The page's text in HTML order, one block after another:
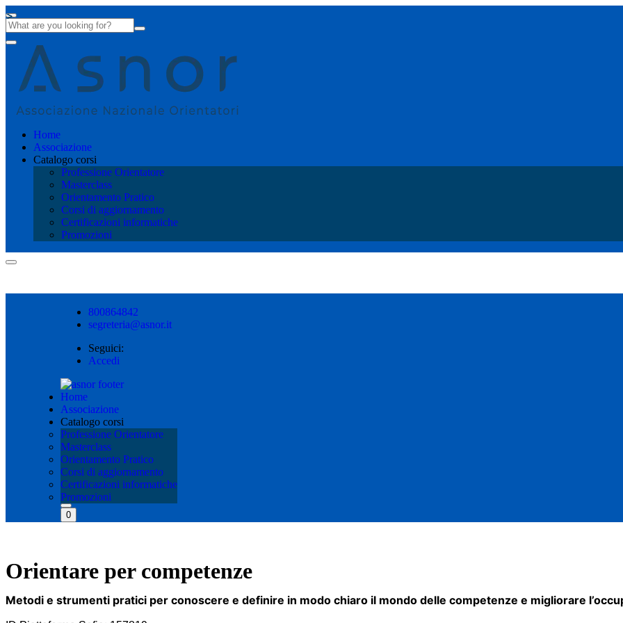
Home
Associazione
Catalogo corsi
Professione Orientatore
Masterclass
Orientamento Pratico
Corsi di aggiornamento
Certificazioni informatiche
Promozioni
800864842
segreteria@asnor.it
Seguici:
Accedi
Home
Associazione
Catalogo corsi
Professione Orientatore
Masterclass
Orientamento Pratico
Corsi di aggiornamento
Certificazioni informatiche
Promozioni
0
Orientare per competenze
Metodi e strumenti pratici per conoscere e definire in modo chiaro il mondo delle competenze e migliorare